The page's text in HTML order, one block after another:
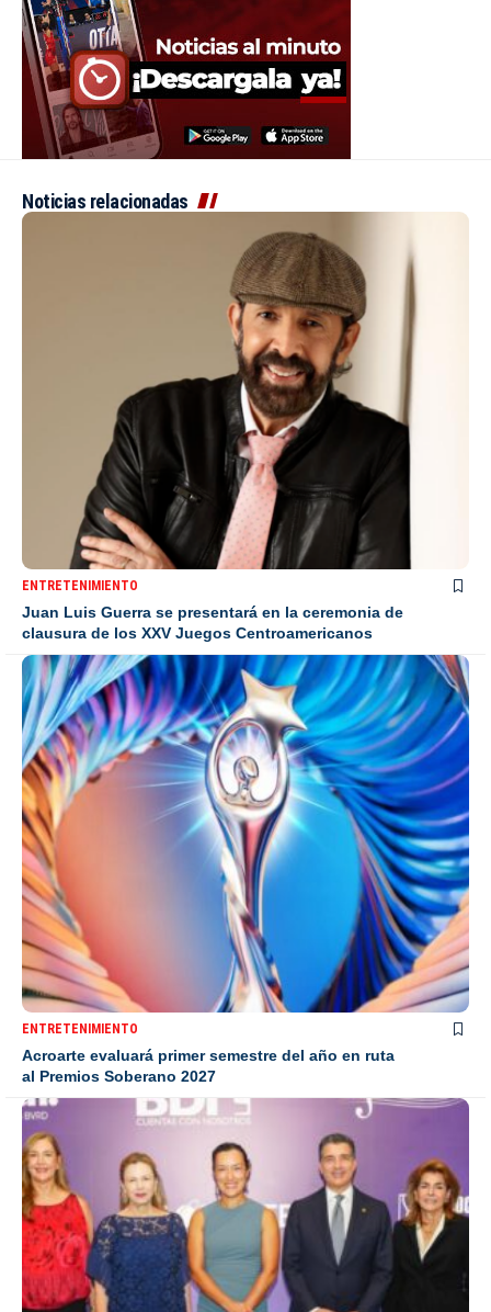
Noticias relacionadas
ENTRETENIMIENTO
Juan Luis Guerra se presentará en la ceremonia de
clausura de los XXV Juegos Centroamericanos
ENTRETENIMIENTO
Acroarte evaluará primer semestre del año en ruta
al Premios Soberano 2027